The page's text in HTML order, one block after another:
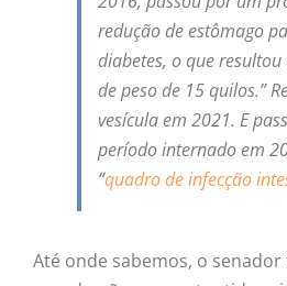
redução de estômago
diabetes, o que
de peso de 15 quilos.”
vesícula em 2021. E
período internado em
“quadro de infecção
Até onde sabemos, o